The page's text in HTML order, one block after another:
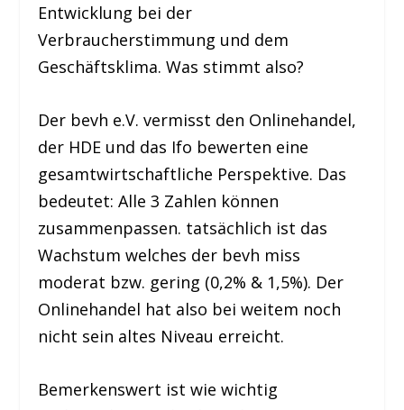
Entwicklung bei der
Verbraucherstimmung und dem
Geschäftsklima. Was stimmt also?
Der bevh e.V. vermisst den Onlinehandel,
der HDE und das Ifo bewerten eine
gesamtwirtschaftliche Perspektive. Das
bedeutet: Alle 3 Zahlen können
zusammenpassen. tatsächlich ist das
Wachstum welches der bevh miss
moderat bzw. gering (0,2% & 1,5%). Der
Onlinehandel hat also bei weitem noch
nicht sein altes Niveau erreicht.
Bemerkenswert ist wie wichtig